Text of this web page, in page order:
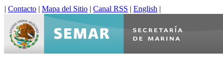
| Contacto | Mapa del Sitio | Canal RSS | English |